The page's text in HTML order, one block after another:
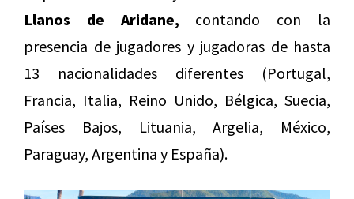
Llanos de Aridane, contando con la
presencia de jugadores y jugadoras de hasta
13 nacionalidades diferentes (Portugal,
Francia, Italia, Reino Unido, Bélgica, Suecia,
Países Bajos, Lituania, Argelia, México,
Paraguay, Argentina y España).